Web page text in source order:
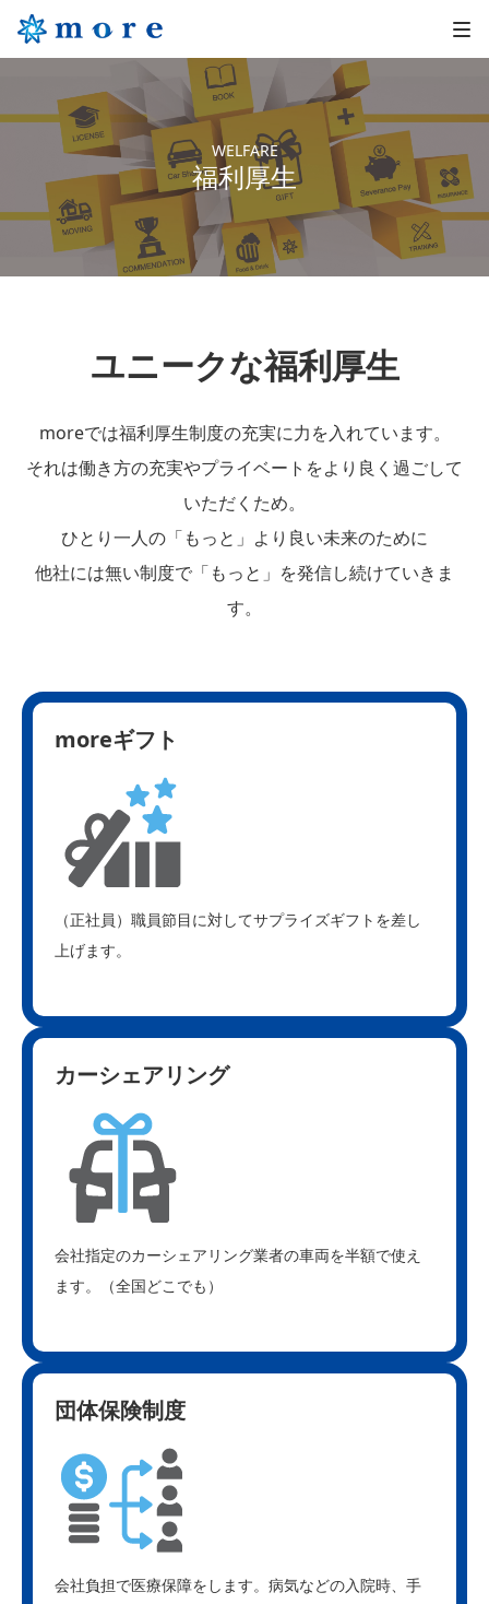
WELFARE
福利厚生
ユニークな福利厚生
moreでは福利厚生制度の充実に力を入れています。
それは働き方の充実やプライベートをより良く過ごして
いただくため。
ひとり一人の「もっと」より良い未来のために
他社には無い制度で「もっと」を発信し続けていきま
す。
moreギフト
（正社員）職員節目に対してサプライズギフトを差し
上げます。
カーシェアリング
会社指定のカーシェアリング業者の車両を半額で使え
ます。（全国どこでも）
団体保険制度
会社負担で医療保障をします。病気などの入院時、手